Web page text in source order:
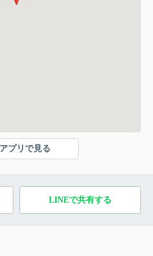
プリで見る
LINEで共有する